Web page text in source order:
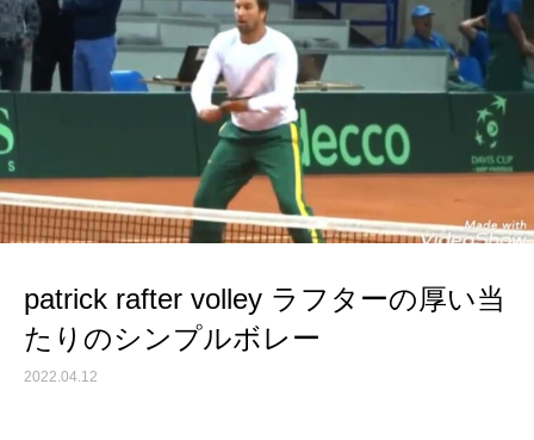
patrick rafter volley ラフターの厚い当
たりのシンプルボレー
2022.04.12